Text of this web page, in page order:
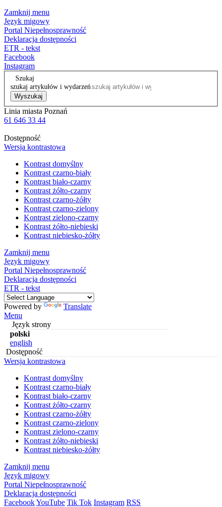
Zamknij menu
Język migowy
Portal Niepełnosprawność
Deklaracja dostępności
ETR - tekst
Facebook
Instagram
Szukaj
szukaj artykułów i wydarzeń
Wyszukaj
Linia miasta Poznań
61 646 33 44
Dostępność
Wersja kontrastowa
Kontrast domyślny
Kontrast czarno-biały
Kontrast biało-czarny
Kontrast żółto-czarny
Kontrast czarno-żółty
Kontrast czarno-zielony
Kontrast zielono-czarny
Kontrast żółto-niebieski
Kontrast niebiesko-żółty
Zamknij menu
Język migowy
Portal Niepełnosprawność
Deklaracja dostępności
ETR - tekst
Powered by
Translate
Menu
Język strony
polski
english
Dostępność
Wersja kontrastowa
Kontrast domyślny
Kontrast czarno-biały
Kontrast biało-czarny
Kontrast żółto-czarny
Kontrast czarno-żółty
Kontrast czarno-zielony
Kontrast zielono-czarny
Kontrast żółto-niebieski
Kontrast niebiesko-żółty
Zamknij menu
Język migowy
Portal Niepełnosprawność
Deklaracja dostępności
FacebookYouTube Tik Tok Instagram RSS